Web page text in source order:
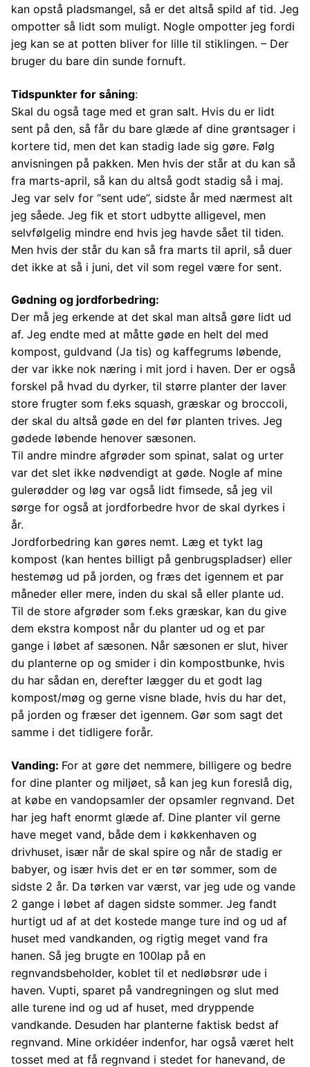
kan opstå pladsmangel, så er det altså spild af tid. Jeg
ompotter så lidt som muligt. Nogle ompotter jeg fordi
jeg kan se at potten bliver for lille til stiklingen. – Der
bruger du bare din sunde fornuft.
Tidspunkter for såning:
Skal du også tage med et gran salt. Hvis du er lidt
sent på den, så får du bare glæde af dine grøntsager i
kortere tid, men det kan stadig lade sig gøre. Følg
anvisningen på pakken. Men hvis der står at du kan så
fra marts-april, så kan du altså godt stadig så i maj.
Jeg var selv for “sent ude”, sidste år med nærmest alt
jeg såede. Jeg fik et stort udbytte alligevel, men
selvfølgelig mindre end hvis jeg havde sået til tiden.
Men hvis der står du kan så fra marts til april, så duer
det ikke at så i juni, det vil som regel være for sent.
Gødning og jordforbedring:
Der må jeg erkende at det skal man altså gøre lidt ud
af. Jeg endte med at måtte gøde en helt del med
kompost, guldvand (Ja tis) og kaffegrums løbende,
der var ikke nok næring i mit jord i haven. Der er også
forskel på hvad du dyrker, til større planter der laver
store frugter som f.eks squash, græskar og broccoli,
der skal du altså gøde en del før planten trives. Jeg
gødede løbende henover sæsonen.
Til andre mindre afgrøder som spinat, salat og urter
var det slet ikke nødvendigt at gøde. Nogle af mine
gulerødder og løg var også lidt fimsede, så jeg vil
sørge for også at jordforbedre hvor de skal dyrkes i
år.
Jordforbedring kan gøres nemt. Læg et tykt lag
kompost (kan hentes billigt på genbrugspladser) eller
hestemøg ud på jorden, og fræs det igennem et par
måneder eller mere, inden du skal så eller plante ud.
Til de store afgrøder som f.eks græskar, kan du give
dem ekstra kompost når du planter ud og et par
gange i løbet af sæsonen. Når sæsonen er slut, hiver
du planterne op og smider i din kompostbunke, hvis
du har sådan en, derefter lægger du et godt lag
kompost/møg og gerne visne blade, hvis du har det,
på jorden og fræser det igennem. Gør som sagt det
samme i det tidligere forår.
Vanding: For at gøre det nemmere, billigere og bedre
for dine planter og miljøet, så kan jeg kun foreslå dig,
at købe en vandopsamler der opsamler regnvand. Det
har jeg haft enormt glæde af. Dine planter vil gerne
have meget vand, både dem i køkkenhaven og
drivhuset, især når de skal spire og når de stadig er
babyer, og især hvis det er en tør sommer, som de
sidste 2 år. Da tørken var værst, var jeg ude og vande
2 gange i løbet af dagen sidste sommer. Jeg fandt
hurtigt ud af at det kostede mange ture ind og ud af
huset med vandkanden, og rigtig meget vand fra
hanen. Så jeg brugte en 100lap på en
regnvandsbeholder, koblet til et nedløbsrør ude i
haven. Vupti, sparet på vandregningen og slut med
alle turene ind og ud af huset, med dryppende
vandkande. Desuden har planterne faktisk bedst af
regnvand. Mine orkidéer indenfor, har også været helt
tosset med at få regnvand i stedet for hanevand, de